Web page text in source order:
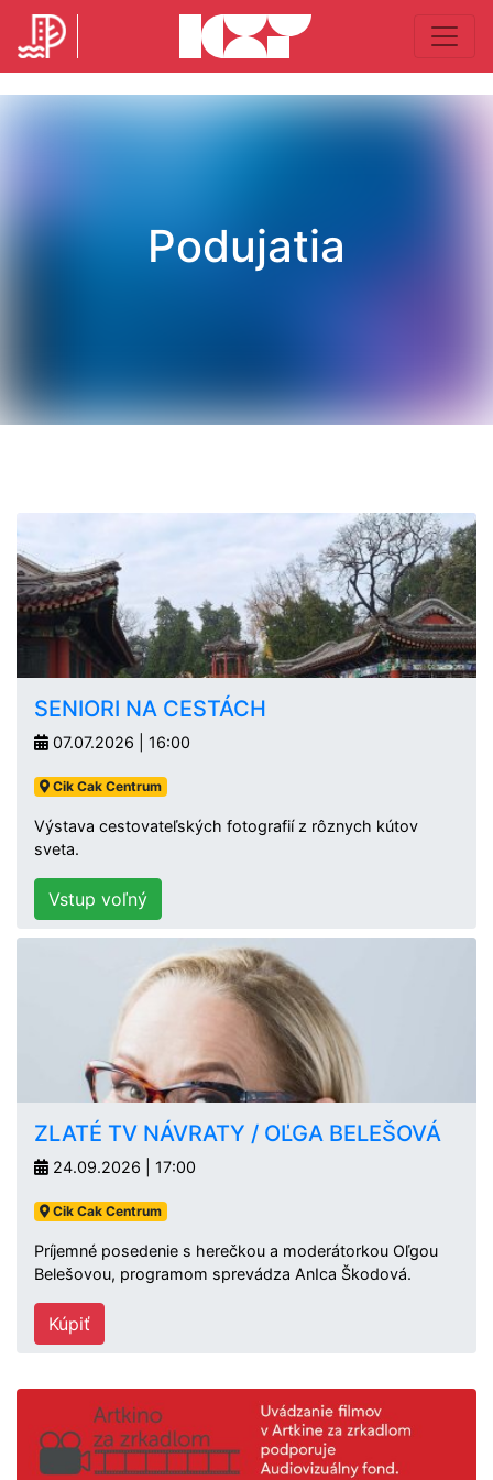
Podujatia
SENIORI NA CESTÁCH
07.07.2026 | 16:00
Cik Cak Centrum
Výstava cestovateľských fotografií z rôznych kútov
sveta.
Vstup voľný
ZLATÉ TV NÁVRATY / OĽGA BELEŠOVÁ
24.09.2026 | 17:00
Cik Cak Centrum
Príjemné posedenie s herečkou a moderátorkou Oľgou
Belešovou, programom sprevádza AnIca Škodová.
Kúpiť